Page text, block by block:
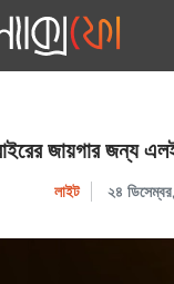
জায়গার জন্য
লাইট ২৪